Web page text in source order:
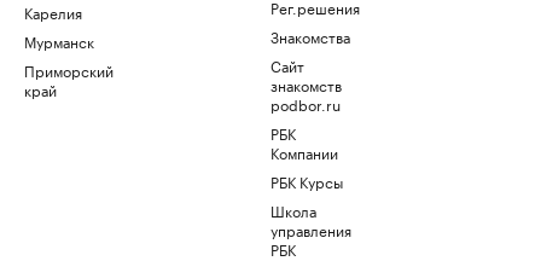
Карелия
Мурманск
Приморский
край
Рег.решения
Знакомства
Сайт
знакомств
podbor.ru
РБК
Компании
РБК Курсы
Школа
управления
РБК